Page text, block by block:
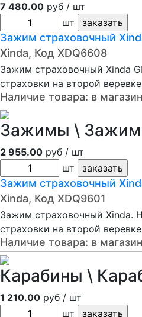
7 480.00 руб / шт
шт
Зажим страховочный
Xinda, Код XDQ6608
Зажим страховочный Xinda
страховки на второй
Наличие товара: в
Зажимы \
2 955.00 руб / шт
шт
Зажим страховочный
Xinda, Код XDQ9601
Зажим страховочный Xinda.
страховки на второй
Наличие товара: в
Карабины \
1 210.00 руб / шт
шт